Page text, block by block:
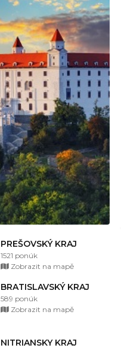
PREŠOVSKÝ KRAJ
1521 ponúk
Zobrazit na mapě
BRATISLAVSKÝ KRAJ
589 ponúk
Zobrazit na mapě
NITRIANSKY KRAJ